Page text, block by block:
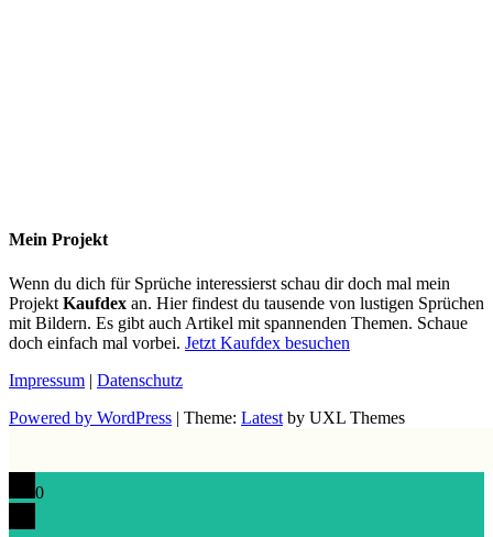
Mein Projekt
Wenn du dich für Sprüche interessierst schau dir doch mal mein
Projekt Kaufdex an. Hier findest du tausende von lustigen Sprüchen
mit Bildern. Es gibt auch Artikel mit spannenden Themen. Schaue
doch einfach mal vorbei. Jetzt Kaufdex besuchen
Impressum | Datenschutz
Powered by WordPress | Theme: Latest by UXL Themes
0